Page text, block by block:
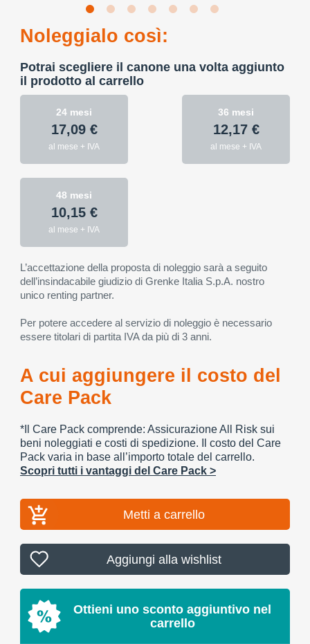
Noleggialo così:
Potrai scegliere il canone una volta aggiunto
il prodotto al carrello
24 mesi
17,09 €
al mese + IVA
36 mesi
12,17 €
al mese + IVA
48 mesi
10,15 €
al mese + IVA
L’accettazione della proposta di noleggio sarà a seguito
dell’insindacabile giudizio di Grenke Italia S.p.A. nostro
unico renting partner.
Per potere accedere al servizio di noleggio è necessario
essere titolari di partita IVA da più di 3 anni.
A cui aggiungere il costo del
Care Pack
*Il Care Pack comprende: Assicurazione All Risk sui
beni noleggiati e costi di spedizione. Il costo del Care
Pack varia in base all’importo totale del carrello.
Scopri tutti i vantaggi del Care Pack >
Metti a carrello
Aggiungi alla wishlist
Ottieni uno sconto aggiuntivo nel
carrello